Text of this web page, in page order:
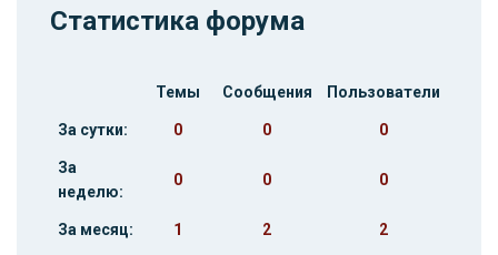
Статистика форума
Темы Сообщения Пользователи
За сутки: 0 0 0
За
неделю:
0 0 0
За месяц: 1 2 2